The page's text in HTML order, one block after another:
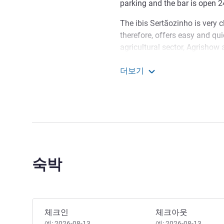
parking and the bar is open
The ibis Sertãozinho is very
therefore, offers easy and
agricultural sector, Agrishow
and Leisure Park Gustavo
더보기
숙박
이 호텔 예약하기
체크인 체크아웃